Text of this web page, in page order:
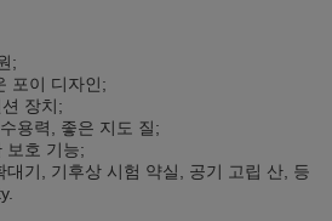
;
포이 디자인;
장치;
용력, 좋은 지도 질;
보호 기능;
대기, 기후상 시험 약실, 공기 고립 산, 등